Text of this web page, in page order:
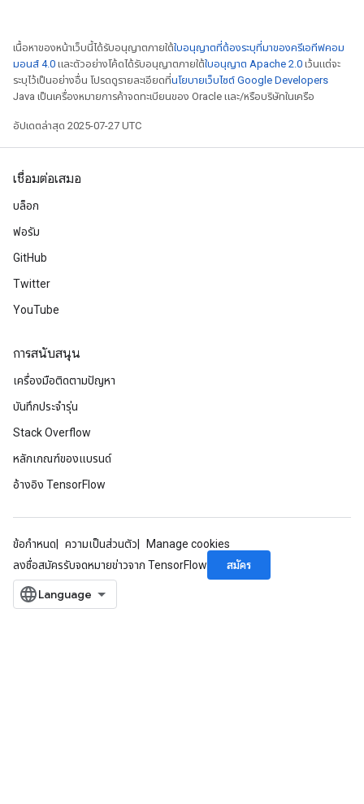
เนื้อหาของหน้าเว็บนี้ได้รับอนุญาตภายใต้ใบอนุญาตที่ต้องระบุที่มาของครีเอทีฟคอม
มอนส์ 4.0 และตัวอย่างโค้ดได้รับอนุญาตภายใต้ใบอนุญาต Apache 2.0 เว้นแต่จะ
ระบุไว้เป็นอย่างอื่น โปรดดูรายละเอียดที่นโยบายเว็บไซต์ Google Developers
Java เป็นเครื่องหมายการค้าจดทะเบียนของ Oracle และ/หรือบริษัทในเครือ
อัปเดตล่าสุด 2025-07-27 UTC
เชื่อมต่อเสมอ
บล็อก
ฟอรัม
GitHub
Twitter
YouTube
การสนับสนุน
เครื่องมือติดตามปัญหา
บันทึกประจำรุ่น
Stack Overflow
หลักเกณฑ์ของแบรนด์
อ้างอิง TensorFlow
ข้อกำหนด ความเป็นส่วนตัว
Manage cookies
ลงชื่อสมัครรับจดหมายข่าวจาก TensorFlow
สมัคร